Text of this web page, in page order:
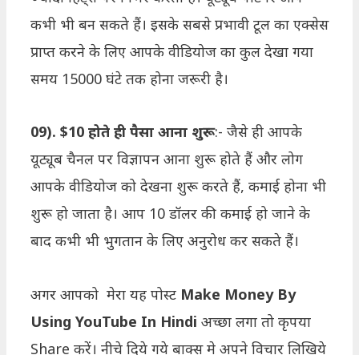
कभी भी बन सकते हैं। इसके सबसे प्रभावी टूल का एक्सेस
प्राप्त करने के लिए आपके वीडियोज का कुल देखा गया
समय 15000 घंटे तक होना जरूरी है।
09). $10 होते ही पैसा आना शुरू:- जैसे ही आपके
यूट्यूब चैनल पर विज्ञापन आना शुरू होते हैं और लोग
आपके वीडियोज को देखना शुरू करते हैं, कमाई होना भी
शुरू हो जाता है। आप 10 डॉलर की कमाई हो जाने के
बाद कभी भी भुगतान के लिए अनुरोध कर सकते हैं।
अगर आपको मेरा यह पोस्ट Make Money By
Using YouTube In Hindi अच्छा लगा तो कृपया
Share करें। नीचे दिये गये बाक्स मे अपने विचार लिखिये